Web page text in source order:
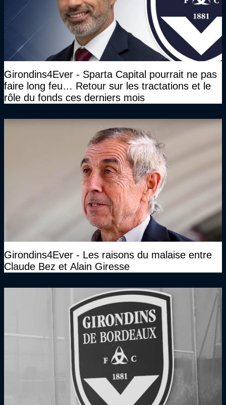
Girondins4Ever - Sparta Capital pourrait ne pas
faire long feu… Retour sur les tractations et le
rôle du fonds ces derniers mois
Girondins4Ever - Les raisons du malaise entre
Claude Bez et Alain Giresse